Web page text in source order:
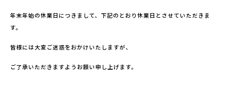
年末年始の休業日につきまして、下記のとおり休業日とさせていただきま
す。
皆様には大変ご迷惑をおかけいたしますが、
ご了承いただきますようお願い申し上げます。